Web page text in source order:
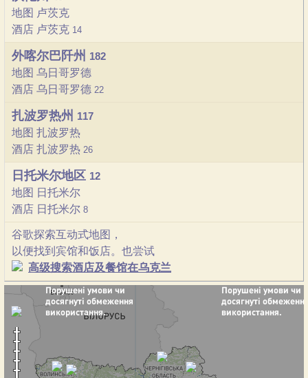
地图 卢茨克
酒店 卢茨克 14
外喀尔巴阡州 182
地图 乌日哥罗德
酒店 乌日哥罗德 22
扎波罗热州 117
地图 扎波罗热
酒店 扎波罗热 26
日托米尔地区 12
地图 日托米尔
酒店 日托米尔 8
谷歌探索互动式地图，
以便找到宾馆和饭店。也尝试
高级搜索酒店及餐馆在乌克兰